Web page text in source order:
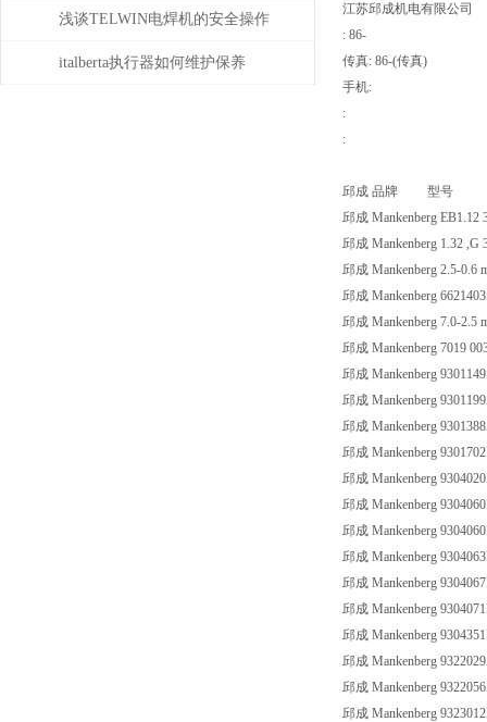
项
浅谈TELWIN电焊机的安全操作
规程及维护保养
italberta执行器如何维护保养
江苏邱成机电有限公司
: 86-
传真: 86-(传真)
手机:
:
:
邱成 品牌 型号
邱成 Mankenberg EB1.12
邱成 Mankenberg 1.32 ,G
邱成 Mankenberg 2.5-0.6
邱成 Mankenberg
邱成 Mankenberg 7.0-2.5
邱成 Mankenberg 7019
邱成 Mankenberg
邱成 Mankenberg
邱成 Mankenberg
邱成 Mankenberg
邱成 Mankenberg
邱成 Mankenberg
邱成 Mankenberg
邱成 Mankenberg
邱成 Mankenberg
邱成 Mankenberg
邱成 Mankenberg
邱成 Mankenberg
邱成 Mankenberg
邱成 Mankenberg